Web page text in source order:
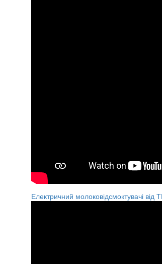
Електричний молоковідсмоктувачі